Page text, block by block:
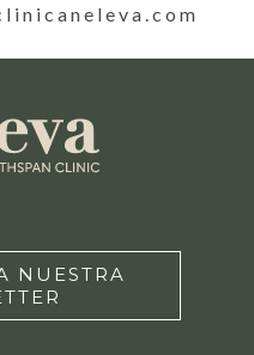
NUESTRA